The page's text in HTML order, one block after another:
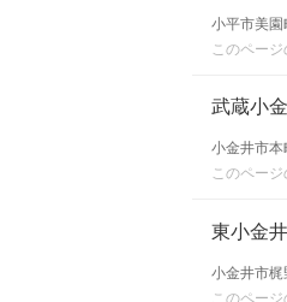
小平市美
このペー
武蔵小
小金井市本
このペー
東小金
小金井市梶
このペー